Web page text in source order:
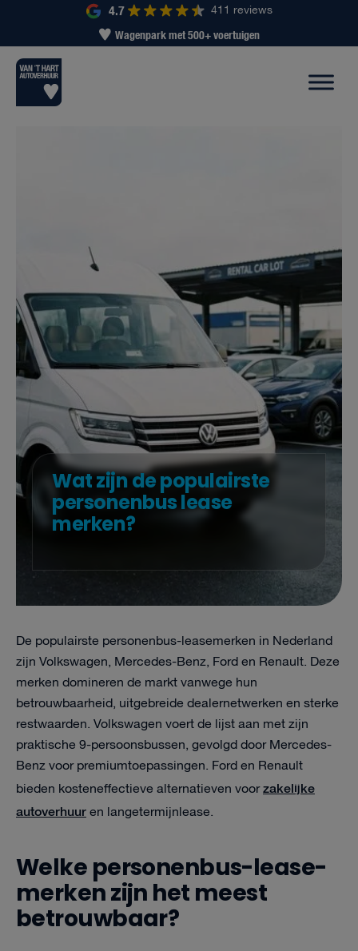
4.7
411 reviews
Wagenpark met 500+ voertuigen
Wat zijn de populairste
personenbus lease
merken?
De populairste personenbus-lease­merken in Nederland
zijn Volkswagen, Mercedes-Benz, Ford en Renault. Deze
merken domineren de markt vanwege hun
betrouwbaarheid, uitgebreide dealernetwerken en sterke
restwaarden. Volkswagen voert de lijst aan met zijn
praktische 9-persoonsbussen, gevolgd door Mercedes-
Benz voor premiumtoepassingen. Ford en Renault
bieden kosteneffectieve alternatieven voorzakelijke
autoverhuuren langetermijnlease.
Welke personenbus-lease­
merken zijn het meest
betrouwbaar?